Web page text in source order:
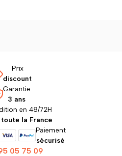
Prix
discount
Garantie
3 ans
en 48/72H
la France
Paiement
sécurisé
05 75 09